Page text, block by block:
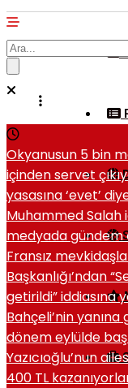
Okyanusun 5 bin
içinden servet
yasasına ‘evet’
Muhammed Salah
medyada gündem
Fransız
Başkanlığı’ndan
getirildi” iddiasına
Bahçeli’nin yanına
dönem eylülde
Yazıcıoğlu’nun
400 TL